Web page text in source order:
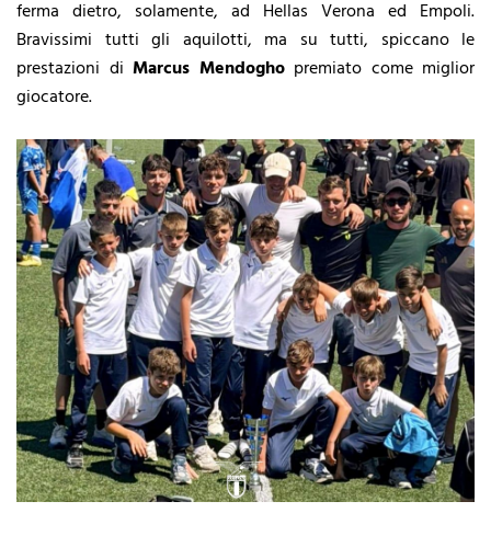
ferma dietro, solamente, ad Hellas Verona ed Empoli.
Bravissimi tutti gli aquilotti, ma su tutti, spiccano le
prestazioni di Marcus Mendoghopremiato come miglior
giocatore.